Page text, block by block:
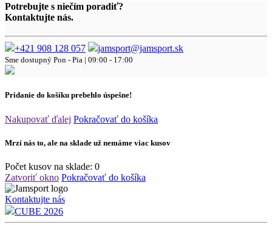
Potrebujte s niečím poradiť?
Kontaktujte nás.
+421 908 128 057 jamsport@jamsport.sk
Sme dostupný Pon - Pia | 09:00 - 17:00
Pridanie do košíku prebehlo úspešne!
Nakupovať ďalej Pokračovať do košíka
Mrzí nás to, ale na sklade už nemáme viac kusov
Počet kusov na sklade: 0
Zatvoriť okno Pokračovať do košíka
Kontaktujte nás
CUBE 2026